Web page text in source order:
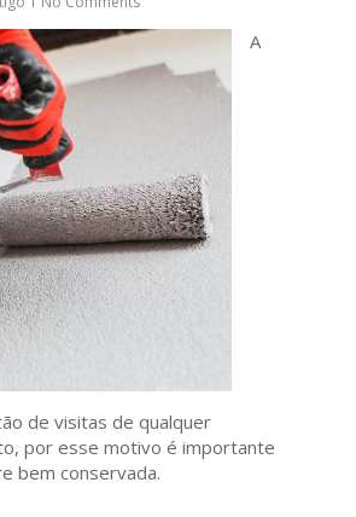
A
de visitas de qualquer
por esse motivo é importante
bem conservada.